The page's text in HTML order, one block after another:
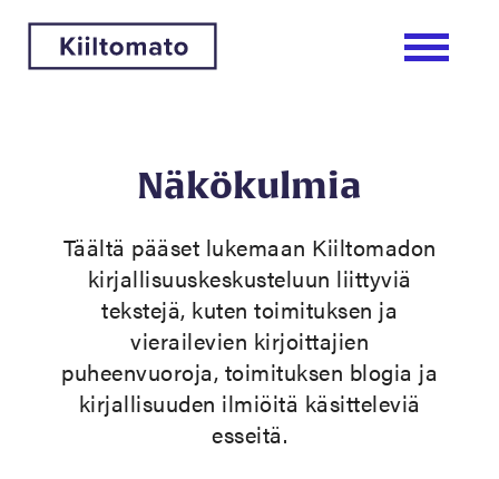
Näkökulmia
Täältä pääset lukemaan Kiiltomadon
kirjallisuuskeskusteluun liittyviä
tekstejä, kuten toimituksen ja
vierailevien kirjoittajien
puheenvuoroja, toimituksen blogia ja
kirjallisuuden ilmiöitä käsitteleviä
esseitä.